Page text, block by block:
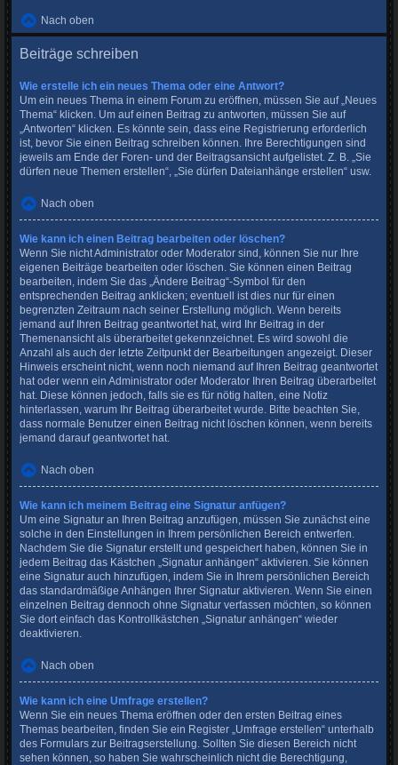
Nach oben
Beiträge schreiben
Wie erstelle ich ein neues Thema oder eine Antwort?
Um ein neues Thema in einem Forum zu eröffnen, müssen Sie auf „Neues
Thema“ klicken. Um auf einen Beitrag zu antworten, müssen Sie auf
„Antworten“ klicken. Es könnte sein, dass eine Registrierung erforderlich
ist, bevor Sie einen Beitrag schreiben können. Ihre Berechtigungen sind
jeweils am Ende der Foren- und der Beitragsansicht aufgelistet. Z. B. „Sie
dürfen neue Themen erstellen“, „Sie dürfen Dateianhänge erstellen“ usw.
Nach oben
Wie kann ich einen Beitrag bearbeiten oder löschen?
Wenn Sie nicht Administrator oder Moderator sind, können Sie nur Ihre
eigenen Beiträge bearbeiten oder löschen. Sie können einen Beitrag
bearbeiten, indem Sie das „Ändere Beitrag“-Symbol für den
entsprechenden Beitrag anklicken; eventuell ist dies nur für einen
begrenzten Zeitraum nach seiner Erstellung möglich. Wenn bereits
jemand auf Ihren Beitrag geantwortet hat, wird Ihr Beitrag in der
Themenansicht als überarbeitet gekennzeichnet. Es wird sowohl die
Anzahl als auch der letzte Zeitpunkt der Bearbeitungen angezeigt. Dieser
Hinweis erscheint nicht, wenn noch niemand auf Ihren Beitrag geantwortet
hat oder wenn ein Administrator oder Moderator Ihren Beitrag überarbeitet
hat. Diese können jedoch, falls sie es für nötig halten, eine Notiz
hinterlassen, warum Ihr Beitrag überarbeitet wurde. Bitte beachten Sie,
dass normale Benutzer einen Beitrag nicht löschen können, wenn bereits
jemand darauf geantwortet hat.
Nach oben
Wie kann ich meinem Beitrag eine Signatur anfügen?
Um eine Signatur an Ihren Beitrag anzufügen, müssen Sie zunächst eine
solche in den Einstellungen in Ihrem persönlichen Bereich entwerfen.
Nachdem Sie die Signatur erstellt und gespeichert haben, können Sie in
jedem Beitrag das Kästchen „Signatur anhängen“ aktivieren. Sie können
eine Signatur auch hinzufügen, indem Sie in Ihrem persönlichen Bereich
das standardmäßige Anhängen Ihrer Signatur aktivieren. Wenn Sie einen
einzelnen Beitrag dennoch ohne Signatur verfassen möchten, so können
Sie dort einfach das Kontrollkästchen „Signatur anhängen“ wieder
deaktivieren.
Nach oben
Wie kann ich eine Umfrage erstellen?
Wenn Sie ein neues Thema eröffnen oder den ersten Beitrag eines
Themas bearbeiten, finden Sie ein Register „Umfrage erstellen“ unterhalb
des Formulars zur Beitragserstellung. Sollten Sie diesen Bereich nicht
sehen können, so haben Sie wahrscheinlich nicht die Berechtigung,